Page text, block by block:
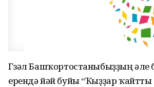
Гүзәл Башҡортостаныбыҙҙың әле
ерендә йәй буйы “Ҡыҙҙар ҡайтты